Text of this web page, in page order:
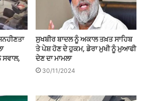
ਸੁਖਬੀਰ ਬਾਦਲ ਨੂੰ ਅਕਾਲ ਤਖ਼ਤ ਸਾਹਿਬ
ਤੇ ਪੇਸ਼ ਹੋਣ ਦੇ ਹੁਕਮ, ਡੇਰਾ ਮੁਖੀ ਨੂੰ ਮੁਆਫੀ
ਦੇਣ ਦਾ ਮਾਮਲਾ
30/11/2024